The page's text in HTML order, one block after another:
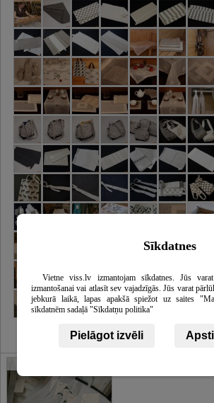
Sīkdatnes
Vietne viss.lv izmantojam sīkdatnes. Jūs
izmantošanai vai atlasīt sev vajadzīgās. Jūs varat
jebkurā laikā, lapas apakšā spiežot uz saites
sīkdatnēm sadaļā "Sīkdatņu politika"
Pielāgot izvēli